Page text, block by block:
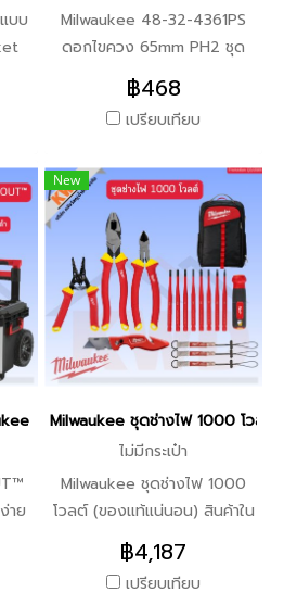
บบ
ติ
ดี
ว
ได้
าม
Milwaukee 48-32-4361PS
ดอกไขควง 65mm PH2 ชุด
8ชิ้นพร้อมกล่อง ข้อมูลสินค้า
-หัวไขควงชนิด PH2, ความยาว
65 มม., ชุด 8 ชิ้น คุณสมบัติ
SHOCKWAVE ที่ออกแบบมา
โดยเฉพาะสำหรับเครื่องมือ
กระแทกแรงบิดสูงโดยใช้
โครงสร้างแบบสองทิศทางและ
วัสดุที่ทนต่อการสึกหรอเหมาะ
สำหรับสถานการณ์การทำงานที่มี
ความเข้มสูงเช่นงานไม้และการ
ประมวลผลโลหะ เครื่องมือที่ใช้
เครื่องมือไฟฟ้า Milwaukee
M12 / M18 series (เช่นไขควง
กระแทกสว่าน ฯลฯ) และยัง
สามารถใช้กับเครื่องมืออินเท
อื่นได้อีกด้วย
฿468
เปรียบเทียบ
BLACK PACKOUT™ รุ่นสีพิเศษ
าย
ง
New
Milwaukee ชุดช่างไฟ 1000 โวล
ไม่มีกระเป๋า
Milwaukee ชุดช่างไฟ 1000
โวลต์ (ของแท้แน่นอน) สินค้าใน
ชุดประกอบด้วย -ไขควงหุ้ม
ฉนวนกันไฟฟ้า 8-in-1*1 -มีดพับ
อเนกประสงค์ รุ่น Fastback*1
฿4,187
เปรียบเทียบ